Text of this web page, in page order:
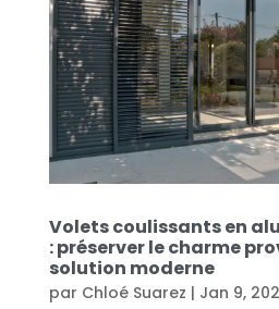
Volets coulissants en
: préserver le charme
solution moderne
par Chloé Suarez | Jan 9,